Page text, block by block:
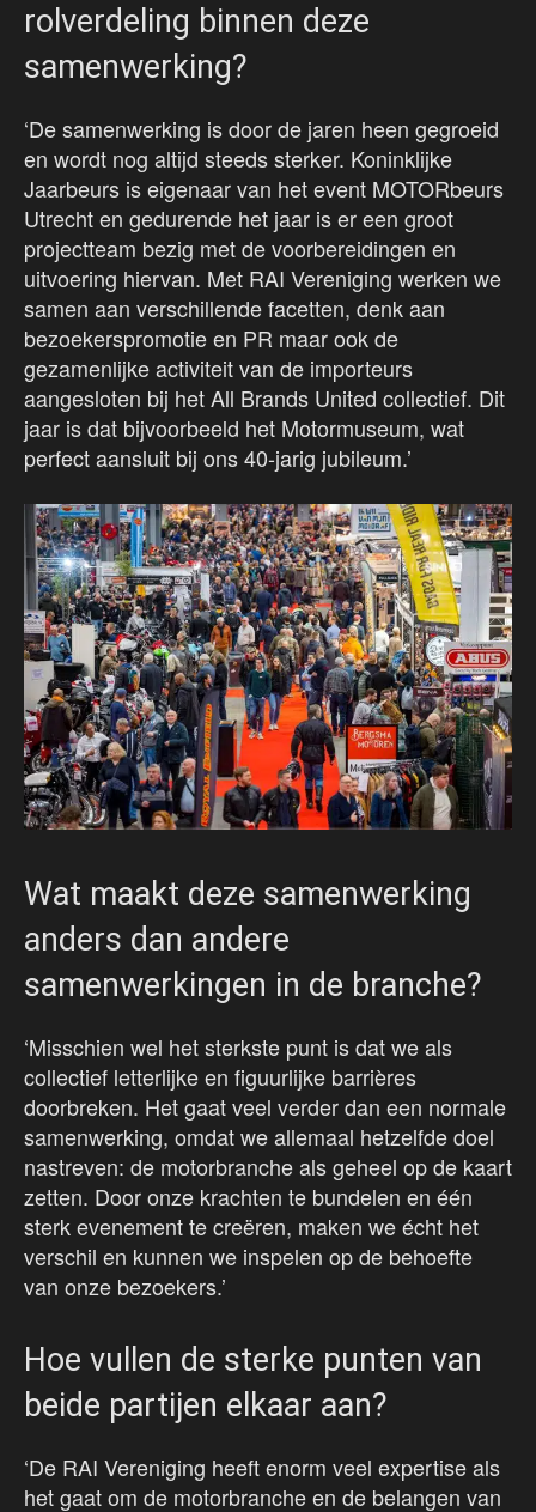
rolverdeling binnen deze
samenwerking?
‘De samenwerking is door de jaren heen gegroeid
en wordt nog altijd steeds sterker. Koninklijke
Jaarbeurs is eigenaar van het event MOTORbeurs
Utrecht en gedurende het jaar is er een groot
projectteam bezig met de voorbereidingen en
uitvoering hiervan. Met RAI Vereniging werken we
samen aan verschillende facetten, denk aan
bezoekerspromotie en PR maar ook de
gezamenlijke activiteit van de importeurs
aangesloten bij het All Brands United collectief. Dit
jaar is dat bijvoorbeeld het Motormuseum, wat
perfect aansluit bij ons 40-jarig jubileum.’
Wat maakt deze samenwerking
anders dan andere
samenwerkingen in de branche?
‘Misschien wel het sterkste punt is dat we als
collectief letterlijke en figuurlijke barrières
doorbreken. Het gaat veel verder dan een normale
samenwerking, omdat we allemaal hetzelfde doel
nastreven: de motorbranche als geheel op de kaart
zetten. Door onze krachten te bundelen en één
sterk evenement te creëren, maken we écht het
verschil en kunnen we inspelen op de behoefte
van onze bezoekers.’
Hoe vullen de sterke punten van
beide partijen elkaar aan?
‘De RAI Vereniging heeft enorm veel expertise als
het gaat om de motorbranche en de belangen van